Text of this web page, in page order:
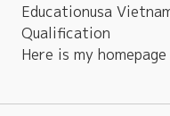
Educationusa
Qualification
Here is my